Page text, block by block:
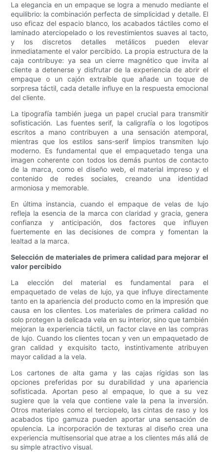
La elegancia en un empaque se logra a menudo mediante el
equilibrio: la combinación perfecta de simplicidad y detalle. El
uso eficaz del espacio blanco, los acabados táctiles como el
laminado aterciopelado o los revestimientos suaves al tacto,
y los discretos detalles metálicos pueden elevar
inmediatamente el valor percibido. La propia estructura de la
caja contribuye: ya sea un cierre magnético que invita al
cliente a detenerse y disfrutar de la experiencia de abrir el
empaque o un cajón extraíble que añade un toque de
sorpresa táctil, cada detalle influye en la respuesta emocional
del cliente.
La tipografía también juega un papel crucial para transmitir
sofisticación. Las fuentes serif, la caligrafía o los logotipos
escritos a mano contribuyen a una sensación atemporal,
mientras que los estilos sans-serif limpios transmiten lujo
moderno. Es fundamental que el empaquetado tenga una
imagen coherente con todos los demás puntos de contacto
de la marca, como el diseño web, el material impreso y el
contenido de redes sociales, creando una identidad
armoniosa y memorable.
En última instancia, cuando el empaque de velas de lujo
refleja la esencia de la marca con claridad y gracia, genera
confianza y anticipación, dos factores que influyen
fuertemente en las decisiones de compra y fomentan la
lealtad a la marca.
Selección de materiales de primera calidad para mejorar el
valor percibido
La elección del material es fundamental para el
empaquetado de velas de lujo, ya que influye directamente
tanto en la apariencia del producto como en la impresión que
causa en los clientes. Los materiales de primera calidad no
solo protegen la delicada vela en su interior, sino que también
mejoran la experiencia táctil, un factor clave en las compras
de lujo. Cuando los clientes tocan y ven un empaquetado de
gran calidad y exquisito tacto, instintivamente atribuyen
mayor calidad a la vela.
Los cartones de alta gama y las cajas rígidas son las
opciones preferidas por su durabilidad y una apariencia
sofisticada. Aportan peso al empaque, lo que a su vez
sugiere que la vela que contiene vale la pena la inversión.
Otros materiales como el terciopelo, las cintas de raso y los
acabados tipo gamuza pueden aportar una sensación de
opulencia. La incorporación de texturas al diseño crea una
experiencia multisensorial que atrae a los clientes más allá de
su simple atractivo visual.